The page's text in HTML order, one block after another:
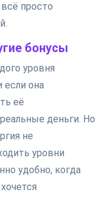
просто
бонусы
уровня
если она
её
деньги. Но
не
уровни
удобно, когда